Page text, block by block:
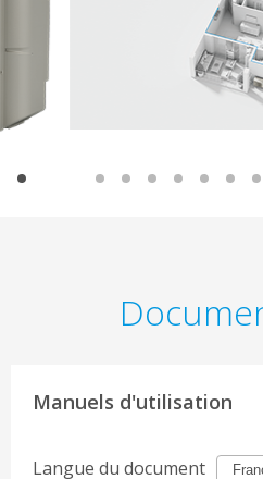
Manuels d'utilisation
Langue du document